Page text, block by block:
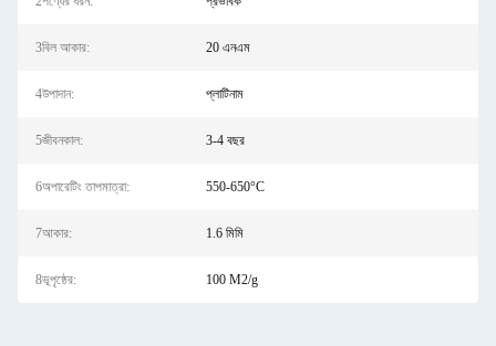
3বিল আকার: 20 এনএম
4উপাদান: প্লাটিনাম
5জীবনকাল: 3-4 বছর
6অপারেটিং তাপমাত্রা: 550-650°C
7আকার: 1.6 মিমি
8ভূপৃষ্ঠের: 100 M2/g